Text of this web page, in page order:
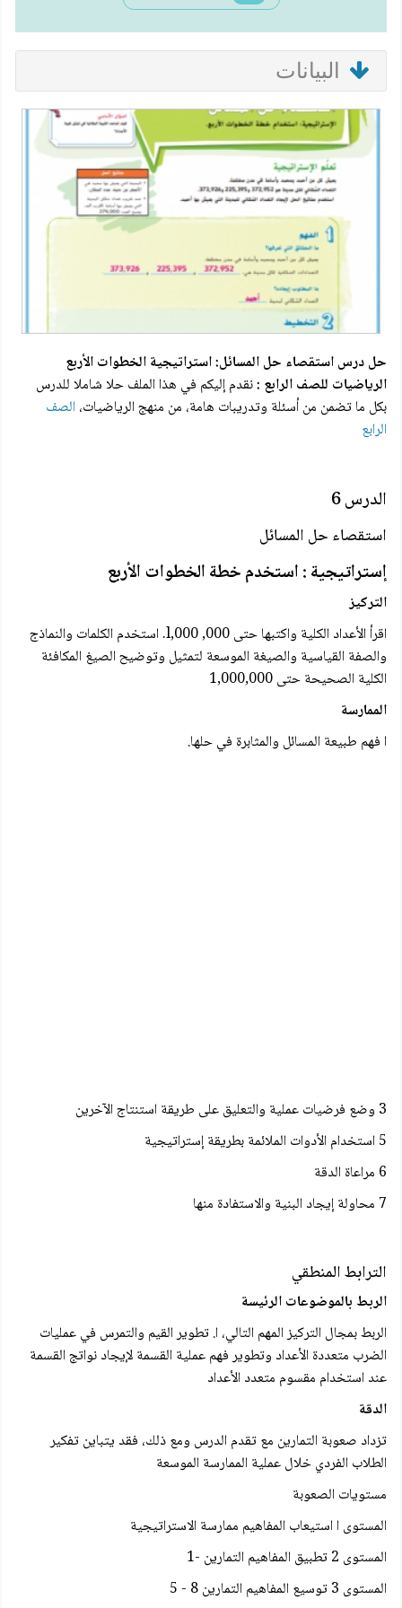
البيانات
حل درس استقصاء حل المسائل: استراتيجية الخطوات الأربع
الرياضيات للصف الرابع :نقدم إليكم في هذا الملف حلا شاملا للدرس
بكل ما تضمن من أسئلة وتدريبات هامة، من منهج الرياضيات، الصف
الرابع
الدرس 6
استقصاء حل المسائل
إستراتيجية : استخدم خطة الخطوات الأربع
التركيز
اقرأ الأعداد الكلية واكتبها حتی 000, 000,l. استخدم الكلمات والنماذج
والصفة القياسية والصيغة الموسعة لتمثيل وتوضيح الصيغ المكافئة
الكلية الصحيحة حتى 1,000,000
الممارسة
ا فهم طبيعة المسائل والمثابرة في حلها.
3 وضع فرضیات عملية والتعليق على طريقة استنتاج الآخرين
5 استخدام الأدوات الملائمة بطريقة إستراتيجية
6 مراعاة الدقة
7 محاولة إيجاد البنية والاستفادة منها
الترابط المنطقي
الربط بالموضوعات الرئيسة
الربط بمجال التركيز المهم التالي، ا. تطوير القيم والتمرس في عمليات
الضرب متعددة الأعداد وتطوير فهم عملية القسمة لإيجاد نواتج القسمة
عند استخدام مقسوم متعدد الأعداد
الدقة
تزداد صعوبة التمارين مع تقدم الدرس ومع ذلك، فقد يتباين تفكير
الطلاب الفردي خلال عملية الممارسة الموسعة
مستويات الصعوبة
المستوى ا استيعاب المفاهيم ممارسة الاستراتيجية
المستوى 2 تطبيق المفاهيم التمارين -1
المستوى 3 توسيع المفاهيم التمارين 8 - 5